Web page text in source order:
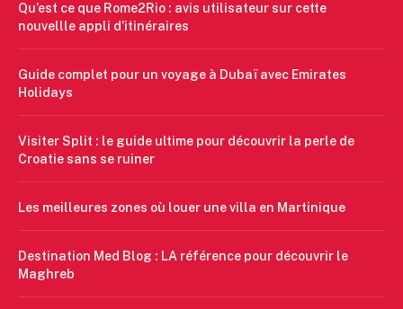
Qu’est ce que Rome2Rio : avis utilisateur sur cette
nouvellle appli d’itinéraires
Guide complet pour un voyage à Dubaï avec Emirates
Holidays
Visiter Split : le guide ultime pour découvrir la perle de
Croatie sans se ruiner
Les meilleures zones où louer une villa en Martinique
Destination Med Blog : LA référence pour découvrir le
Maghreb